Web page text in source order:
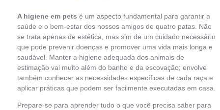
A higiene em pets é um aspecto fundamental para garantir a
saúde e o bem-estar dos nossos amigos de quatro patas. Não
se trata apenas de estética, mas sim de um cuidado necessário
que pode prevenir doenças e promover uma vida mais longa e
saudável. Manter a higiene adequada dos animais de
estimação vai muito além do banho e da escovação; envolve
também conhecer as necessidades específicas de cada raça e
aplicar práticas que podem ser facilmente executadas em casa.
Prepare-se para aprender tudo o que você precisa saber para